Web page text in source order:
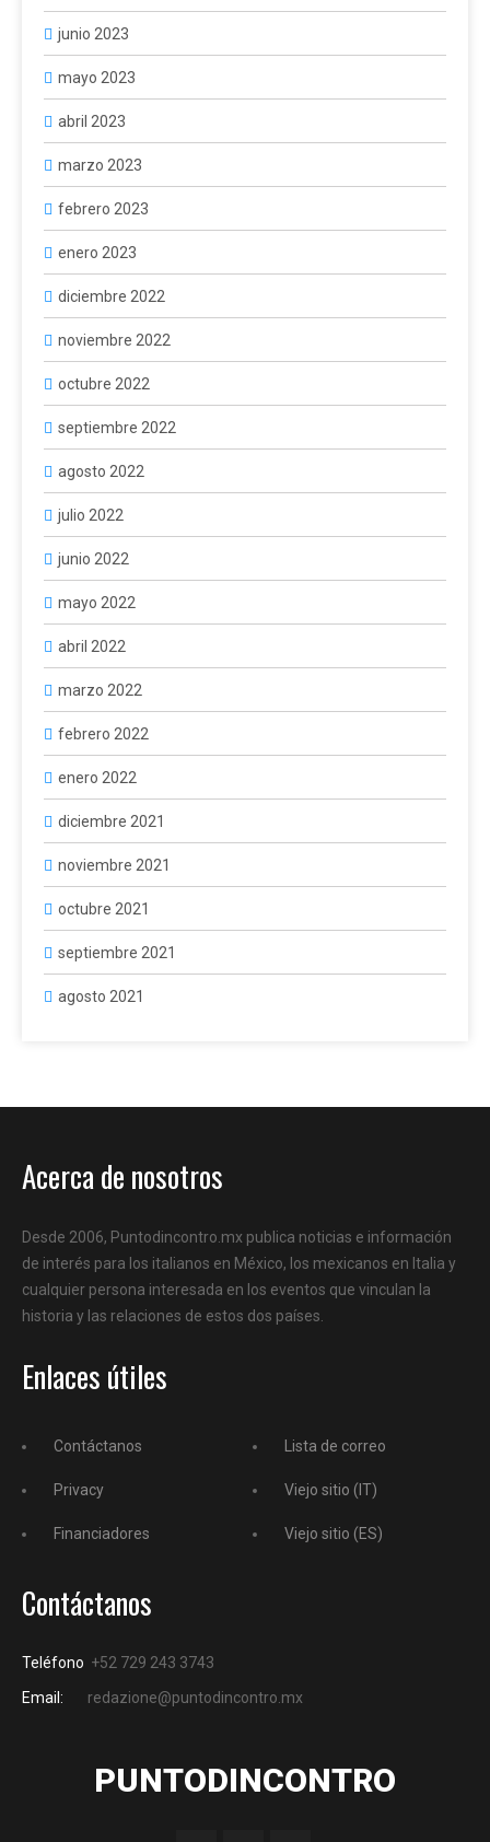
junio 2023
mayo 2023
abril 2023
marzo 2023
febrero 2023
enero 2023
diciembre 2022
noviembre 2022
octubre 2022
septiembre 2022
agosto 2022
julio 2022
junio 2022
mayo 2022
abril 2022
marzo 2022
febrero 2022
enero 2022
diciembre 2021
noviembre 2021
octubre 2021
septiembre 2021
agosto 2021
Acerca de nosotros
Desde 2006, Puntodincontro.mx publica noticias e información
de interés para los italianos en México, los mexicanos en Italia y
cualquier persona interesada en los eventos que vinculan la
historia y las relaciones de estos dos países.
Enlaces útiles
Contáctanos
Privacy
Financiadores
Lista de correo
Viejo sitio (IT)
Viejo sitio (ES)
Contáctanos
Teléfono +52 729 243 3743
Email:
redazione@puntodincontro.mx
PUNTODINCONTRO